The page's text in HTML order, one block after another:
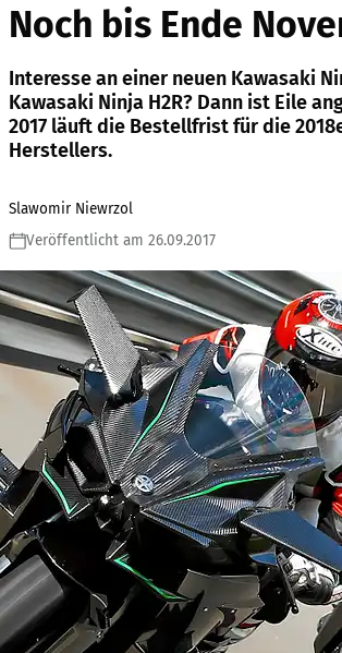
Noch bis Ende
Interesse an einer neuen Kawasaki
Kawasaki Ninja H2R? Dann ist Eile
2017 läuft die Bestellfrist für die
Herstellers.
Slawomir Niewrzol
Veröffentlicht am 26.09.2017